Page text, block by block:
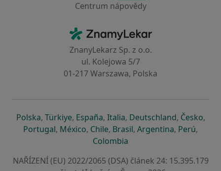
Centrum nápovědy
ZnamyLekar - Hlavní stránka
ZnanyLekarz Sp. z o.o.
ul. Kolejowa 5/7
01-217 Warszawa, Polska
Polskase otevře v nové záložce
, Türkiyese otevře v nové záložce
, Españase otevře v nové záložce
, Italiase otevře v nové záložce
, Deutschlandse otevře v
, Českose
,
Portugalse otevře v nové záložce
, Méxicose otevře v nové záložce
, Chilese otevře v nové záložce
, Brasilse otevře v nové
, Argentinase otevře v
, Perúse
,
Colombia
NAŘÍZENÍ (EU) 2022/2065 (DSA) článek 24: 15.395.179